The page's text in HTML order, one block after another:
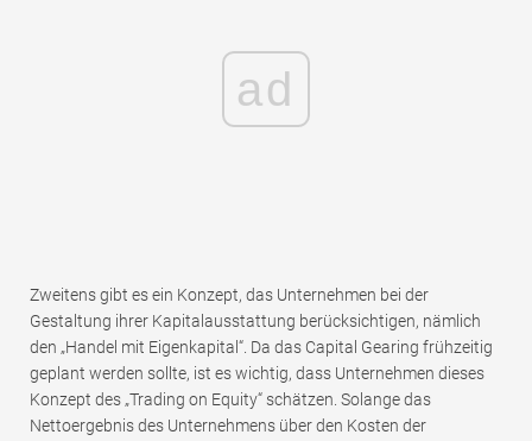
ad
Zweitens gibt es ein Konzept, das Unternehmen bei der
Gestaltung ihrer Kapitalausstattung berücksichtigen, nämlich
den „Handel mit Eigenkapital“. Da das Capital Gearing frühzeitig
geplant werden sollte, ist es wichtig, dass Unternehmen dieses
Konzept des „Trading on Equity“ schätzen. Solange das
Nettoergebnis des Unternehmens über den Kosten der